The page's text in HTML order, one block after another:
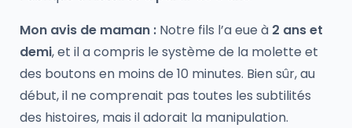
Mon avis de maman : Notre fils l’a eue à 2 ans et
demi, et il a compris le système de la molette et
des boutons en moins de 10 minutes. Bien sûr, au
début, il ne comprenait pas toutes les subtilités
des histoires, mais il adorait la manipulation.